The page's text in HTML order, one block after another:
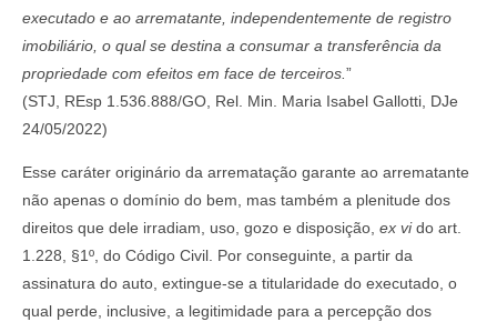
executado e ao arrematante, independentemente de registro
imobiliário, o qual se destina a consumar a transferência da
propriedade com efeitos em face de terceiros. ”
(STJ, REsp 1.536.888/GO, Rel. Min. Maria Isabel Gallotti, DJe
24/05/2022)
Esse caráter originário da arrematação garante ao arrematante
não apenas o domínio do bem, mas também a plenitude dos
direitos que dele irradiam, uso, gozo e disposição, ex vido art.
1.228, §1º, do Código Civil. Por conseguinte, a partir da
assinatura do auto, extingue-se a titularidade do executado, o
qual perde, inclusive, a legitimidade para a percepção dos